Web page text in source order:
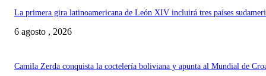
La primera gira latinoamericana de León XIV incluirá tres países
6 agosto , 2026
Camila Zerda conquista la coctelería boliviana y apunta al Mundial de